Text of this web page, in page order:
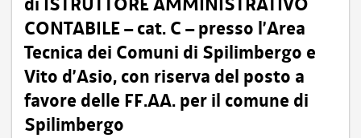
CONTABILE – cat. C – presso l’Area
Tecnica dei Comuni di Spilimbergo e
Vito d’Asio, con riserva del posto a
favore delle FF.AA. per il comune di
Spilimbergo